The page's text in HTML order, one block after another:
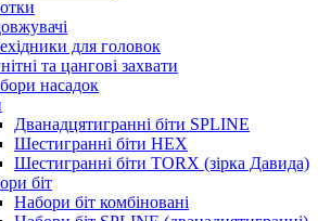
для головок
та цангові захвати
насадок
Дванадцятигранні біти SPLINE
Шестигранні біти HEX
Шестигранні біти TORX (зірка Давида)
біт
Набори біт комбіновані